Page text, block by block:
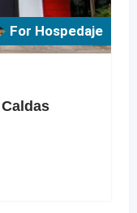
For Hospedaje